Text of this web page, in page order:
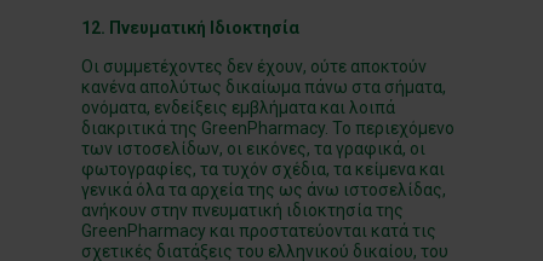
12. Πνευματική Ιδιοκτησία
Οι συμμετέχοντες δεν έχουν, ούτε αποκτούν
κανένα απολύτως δικαίωμα πάνω στα σήματα,
ονόματα, ενδείξεις εμβλήματα και λοιπά
διακριτικά της GreenPharmacy. Το περιεχόμενο
των ιστοσελίδων, οι εικόνες, τα γραφικά, οι
φωτογραφίες, τα τυχόν σχέδια, τα κείμενα και
γενικά όλα τα αρχεία της ως άνω ιστοσελίδας,
ανήκουν στην πνευματική ιδιοκτησία της
GreenPharmacy και προστατεύονται κατά τις
σχετικές διατάξεις του ελληνικού δικαίου, του